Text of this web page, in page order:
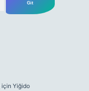
için Yiğido